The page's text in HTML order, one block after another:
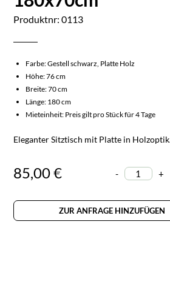
Produktnr: 0113
Farbe: Gestell schwarz, Platte Holz
Höhe: 76 cm
Breite: 70 cm
Länge: 180 cm
Mieteinheit: Preis gilt pro Stück für 4 Tage
Eleganter Sitztisch mit Platte in
85,00 € - +
ZUR ANFRAGE HINZUFÜGEN